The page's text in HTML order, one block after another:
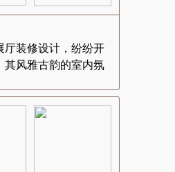
装修设计，纷纷开
风雅古韵的室内氛